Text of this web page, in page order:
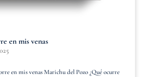
en mis venas
en mis venas Marichu del Pozo ¿Qué ocurre